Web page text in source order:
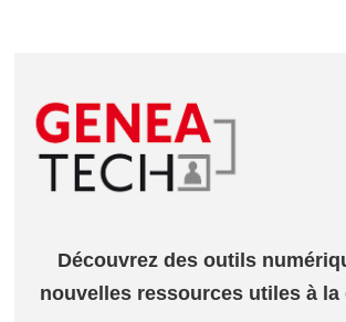
Découvrez des outils
nouvelles ressources utiles à la